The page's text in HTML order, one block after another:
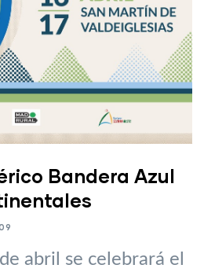
Bandera Azul
abril se celebrará el